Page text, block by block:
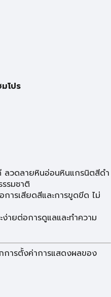
มโปร
วดลายหินอ่อนหินแกรนิตสีดำ
รมชาติ
ารเสียดสีและการขูดขีด ไม่
ายต่อการดูแลและทำความ
ารตั้งค่าการแสดงผลของ